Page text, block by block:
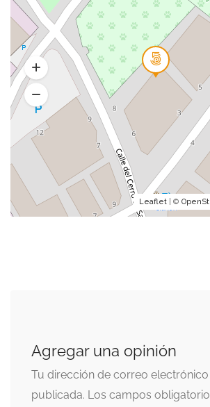
Leaflet | ©
Agregar una opinión
Tu dirección de correo electrónico
publicada. Los campos